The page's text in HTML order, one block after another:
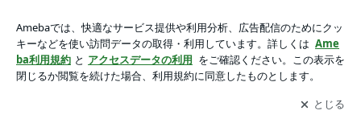
のラインナップとサイズ別使用例 | ワーキングマザー的 整理収
納 ＆ 北欧インテリア
アプリをダウンロードして ブログの更新通知
を受け取りまし
ょう。
開く